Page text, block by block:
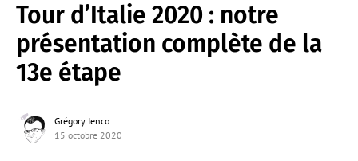
Tour d’Italie 2020 : notre
présentation complète de la
13e étape
Grégory Ienco
15 octobre 2020